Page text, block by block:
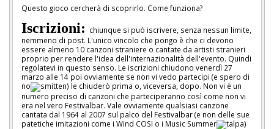
Questo gioco cercherà di scoprirlo. Come funziona?
Iscrizioni: chiunque si può iscrivere, senza nessun limite,
nemmeno di post. L'unico vincolo che pongo è che ci devono
essere almeno 10 canzoni straniere o cantate da artisti stranieri
proprio per rendere l'idea dell'internazionalità dell'evento. Quindi
regolatevi in questo senso. Le iscrizioni chiudono venerdì 27
marzo alle 14 poi ovviamente se non vi vedo partecipi (e spero di
no
) le chiuderò prima o, viceversa, dopo. Non vi è un
numero preciso di canzoni che parteciperanno così come non vi
era nel vero Festivalbar. Vale ovviamente qualsiasi canzone
cantata dal 1964 al 2007 sul palco del Festivalbar (e non delle sue
patetiche imitazioni come i Wind COSI o i Music Summer
)